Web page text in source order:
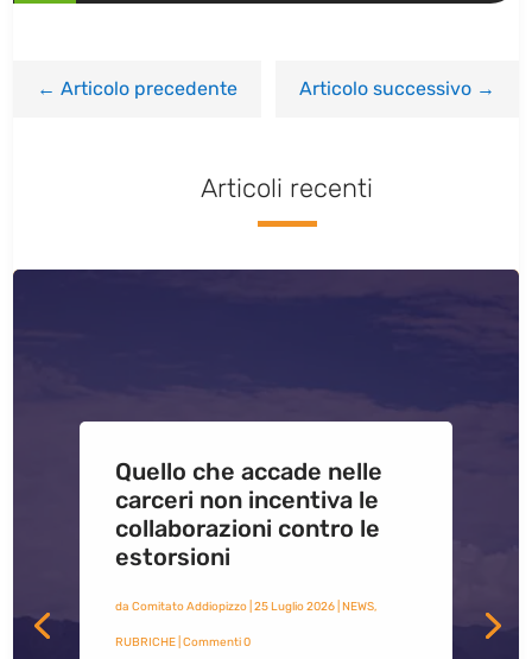
←Articolo precedente Articolo successivo→
Articoli recenti
Quello che accade nelle
carceri non incentiva le
collaborazioni contro le
estorsioni
da Comitato Addiopizzo| 25 Luglio 2026| NEWS,
RUBRICHE| Commenti 0